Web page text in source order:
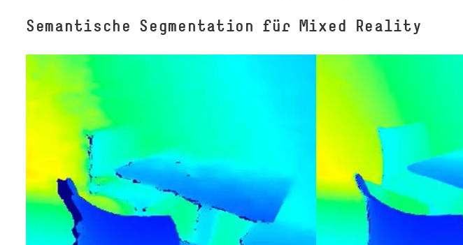
Semantische Segmentation für Mixed Reality